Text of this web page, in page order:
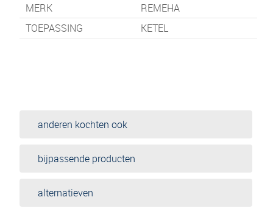
MERK
REMEHA
TOEPASSING
KETEL
anderen kochten ook
bijpassende producten
alternatieven